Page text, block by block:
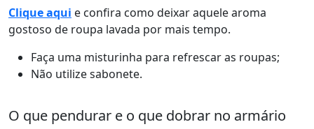
Clique aqui e confira como deixar aquele aroma
gostoso de roupa lavada por mais tempo.
Faça uma misturinha para refrescar as roupas;
Não utilize sabonete.
O que pendurar e o que dobrar no armário